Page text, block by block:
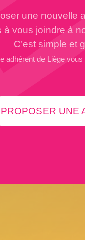
une nouvelle
à vous joindre à
C’est simple et
adhérent de Liège
PROPOSER UNE